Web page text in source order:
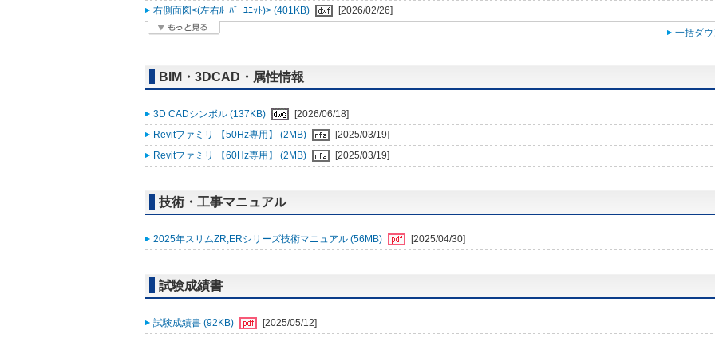
右側面図<(左右ﾙｰﾊﾞｰﾕﾆｯﾄ)> (401KB)
[2026/02/26]
一括ダ
BIM・3DCAD・属性情報
3D CADシンボル (137KB)
[2026/06/18]
Revitファミリ 【50Hz専用】 (2MB)
[2025/03/19]
Revitファミリ 【60Hz専用】 (2MB)
[2025/03/19]
技術・工事マニュアル
2025年スリムZR,ERシリーズ技術マニュアル (56MB) [2025/04/30]
試験成績書
試験成績書 (92KB) [2025/05/12]